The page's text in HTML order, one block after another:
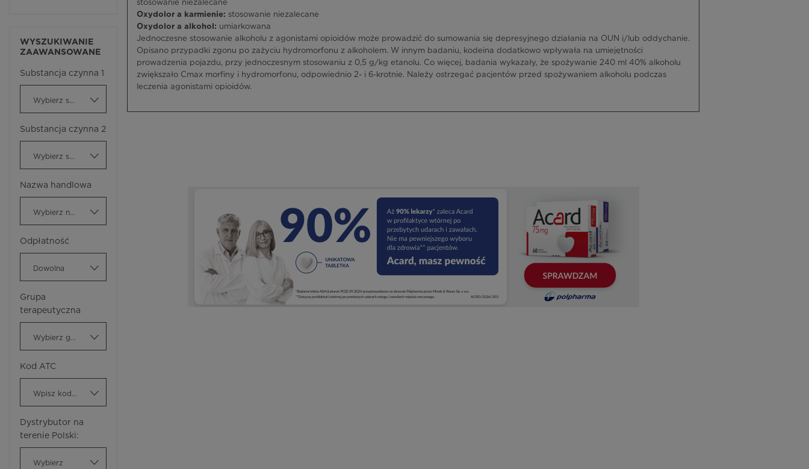
WYSZUKIWANIE
ZAAWANSOWANE
Substancja czynna 1
Substancja czynna 2
Nazwa handlowa
Odpłatność
Dowolna
Grupa
terapeutyczna
Kod ATC
Dystrybutor na
terenie Polski:
Wybierz
stosowanie niezalecane
Oxydolor a karmienie: stosowanie niezalecane
Oxydolor a alkohol: umiarkowana
Jednoczesne stosowanie alkoholu z agonistami opioidów może prowadzić do sumowania się depresyjnego działania na OUN i/lub oddychanie.
Opisano przypadki zgonu po zażyciu hydromorfonu z alkoholem. W innym badaniu, kodeina dodatkowo wpływała na umiejętności
prowadzenia pojazdu, przy jednoczesnym stosowaniu z 0,5 g/kg etanolu. Co więcej, badania wykazały, że spożywanie 240 ml 40% alkoholu
zwiększało Cmax morfiny i hydromorfonu, odpowiednio 2- i 6-krotnie. Należy ostrzegać pacjentów przed spożywaniem alkoholu podczas
leczenia agonistami opioidów.